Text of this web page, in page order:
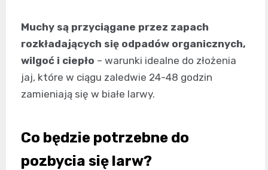
Muchy są przyciągane przez zapach
rozkładających się odpadów organicznych,
wilgoć i ciepło – warunki idealne do złożenia
jaj, które w ciągu zaledwie 24-48 godzin
zamieniają się w białe larwy.
Co będzie potrzebne do
pozbycia się larw?